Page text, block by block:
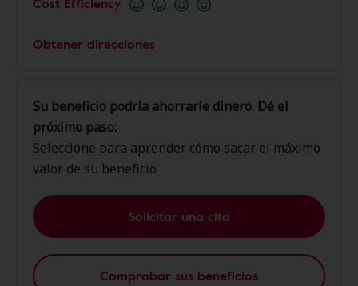
Obtener direcciones
Su beneficio podría ahorrarle dinero. Dé el
próximo paso:
Seleccione para aprender cómo sacar el máximo
valor de su beneficio
Solicitar una cita
Comprobar sus beneficios